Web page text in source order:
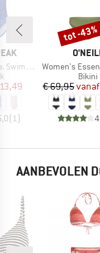
prijs
(1 )
MERK
Artikel
Women's Essentials Baay
Bikini
€ 69,95vanaf
Korting
tot -43%
AANBEVOLEN